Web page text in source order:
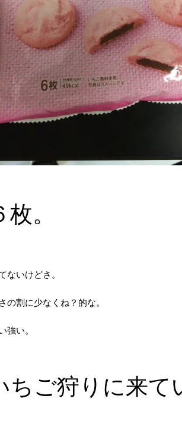
。
ないけどさ。
の割に少なくね？的な。
強い。
ちご狩りに来て